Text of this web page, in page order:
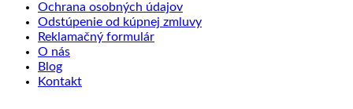
Ochrana osobných údajov
Odstúpenie od kúpnej zmluvy
Reklamačný formulár
O nás
Blog
Kontakt